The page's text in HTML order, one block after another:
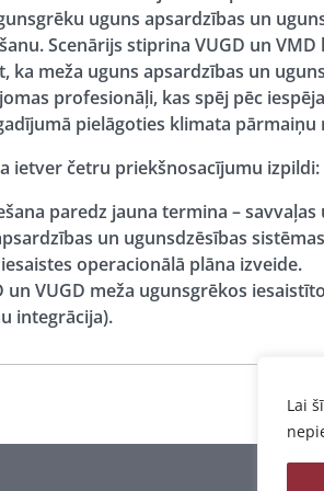
Lai
uguns apsardzības un
Scenārijs stiprina VUGD un
ka meža uguns apsardzības un
profesionāļi, kas spēj pēc
pielāgoties klimata
ietver četru priekšnosacījumu izpildi:
paredz jauna termina –
un ugunsdzēsības
operacionālā plāna izveide.
un VUGD meža ugunsgrēkos
integrācija).